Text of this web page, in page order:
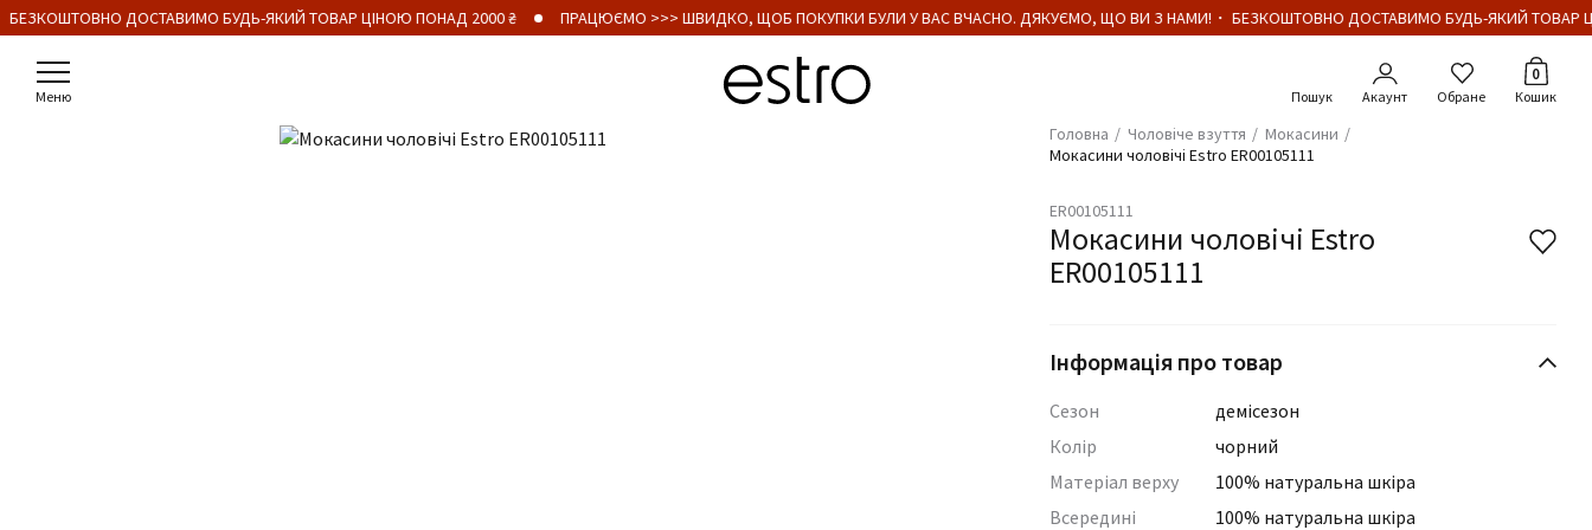
ДОСТАВИМО БУДЬ-ЯКИЙ ТОВАР ЦІНОЮ ПОНАД 2000 ₴ ПРАЦЮЄМО >>> ШВИДКО, ЩОБ ПОКУПКИ БУЛИ У ВАС ВЧАСНО. ДЯКУЄМО, ЩО ВИ З НАМИ!・ БЕЗКОШТОВНО ДОСТАВИМО БУДЬ-ЯКИЙ ТОВАР
Меню Акаунт Обране
0
Кошик
Головна Чоловіче взуття
Мокасини
Мокасини чоловічі Estro ER00105111
ER00105111
Мокасини чоловічі Estro
ER00105111
Інформація про товар
Сезон
демісезон
Колір
чорний
Матеріал верху
100% натуральна шкіра
Всередині
100% натуральна шкіра